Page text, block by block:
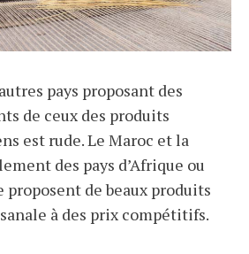
pays proposant des
de ceux des produits
est rude. Le Maroc et la
des pays d’Afrique ou
proposent de beaux produits
à des prix compétitifs.